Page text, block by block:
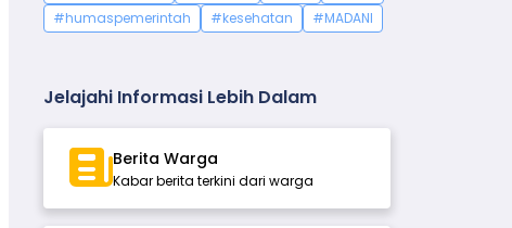
#humaspemerintah
#kesehatan #MADANI
Jelajahi Informasi Lebih Dalam
Berita Warga
Kabar berita terkini dari warga